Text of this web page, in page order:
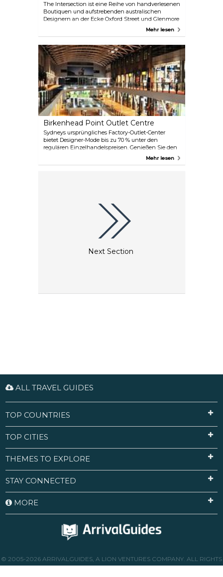
The Intersection ist eine Reihe von handverlesenen
Boutiquen und aufstrebenden australischen
Designern an der Ecke Oxford Street und Glenmore
Road in Paddington. Hier sind lokale Top-Designer
gebracht haben.
Mehr lesen
Birkenhead Point Outlet Centre
Sydneys ursprüngliches Factory-Outlet-Center
bietet Designer-Mode bis zu 70 % unter den
regulären Einzelhandelspreisen. Genießen Sie den
spektakulären Blick auf den Sydney Harbour,
Mehr lesen
Next Section
ALL TRAVEL GUIDES
TOP COUNTRIES
TOP CITIES
THEMES TO EXPLORE
STAY CONNECTED
MORE
© 2005-2026 ARRIVALGUIDES, A LION VENTURES COMPANY. ALL RIGHTS
RESERVED.